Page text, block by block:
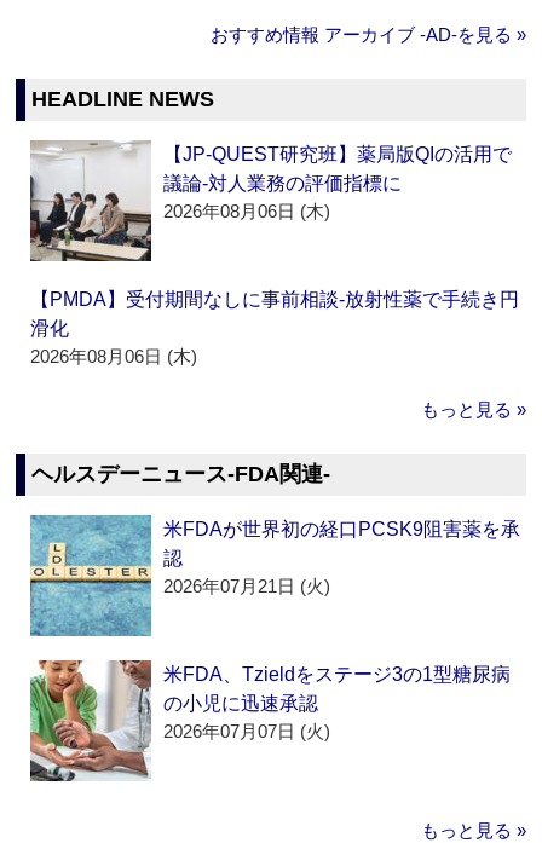
おすすめ情報 アーカイブ ‐AD‐を見る »
HEADLINE NEWS
【JP-QUEST研究班】薬局版QIの活用で
議論‐対人業務の評価指標に
2026年08月06日 (木)
【PMDA】受付期間なしに事前相談‐放射性薬で手続き円
滑化
2026年08月06日 (木)
もっと見る »
ヘルスデーニュース‐FDA関連‐
米FDAが世界初の経口PCSK9阻害薬を承
認
2026年07月21日 (火)
米FDA、Tzieldをステージ3の1型糖尿病
の小児に迅速承認
2026年07月07日 (火)
もっと見る »